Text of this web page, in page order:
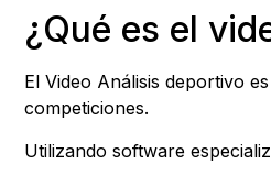
¿Qué es el
El Video Análisis deportivo
competiciones.
Utilizando software